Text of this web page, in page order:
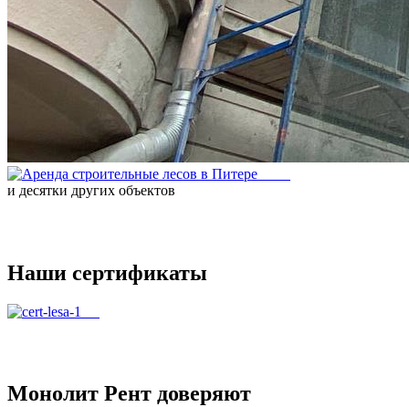
и десятки других объектов
Наши сертификаты
Монолит Рент доверяют